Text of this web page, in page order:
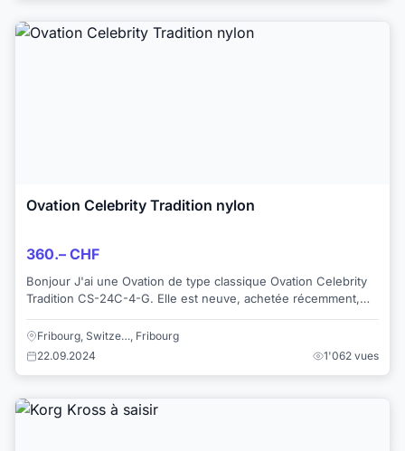
Ovation Celebrity Tradition nylon
360.– CHF
Bonjour J'ai une Ovation de type classique Ovation Celebrity
Tradition CS-24C-4-G. Elle est neuve, achetée récemment,
Fribourg, Switze…, Fribourg
22.09.2024
1'062 vues